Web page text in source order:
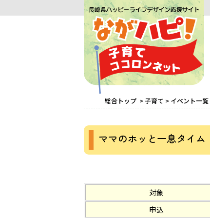
総合トップ >子育て > イベント一覧
ママのホッと一息タイム
対象
申込